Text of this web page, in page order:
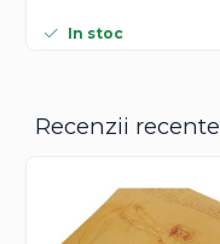
In stoc
Recenzii recente